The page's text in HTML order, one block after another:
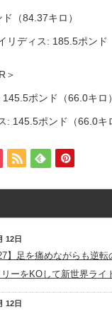
（84.37キロ）
リディス: 185.5ポンド
＞
ポンド（66.0キロ）
: 145.5ポンド（66.0キ
12日
】足を痛めながらも逆
ーをKOして新世界ライ
12日